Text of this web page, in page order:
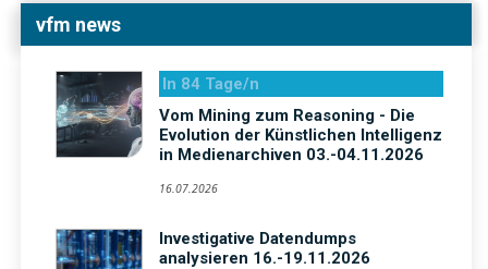
vfm news
In 84 Tage/n
Vom Mining zum Reasoning - Die
Evolution der Künstlichen Intelligenz
in Medienarchiven 03.-04.11.2026
16.07.2026
Investigative Datendumps
analysieren 16.-19.11.2026